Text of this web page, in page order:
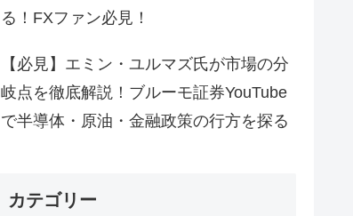
る！FXファン必見！
【必見】エミン・ユルマズ氏が市場の分
岐点を徹底解説！ブルーモ証券YouTube
で半導体・原油・金融政策の行方を探る
カテゴリー